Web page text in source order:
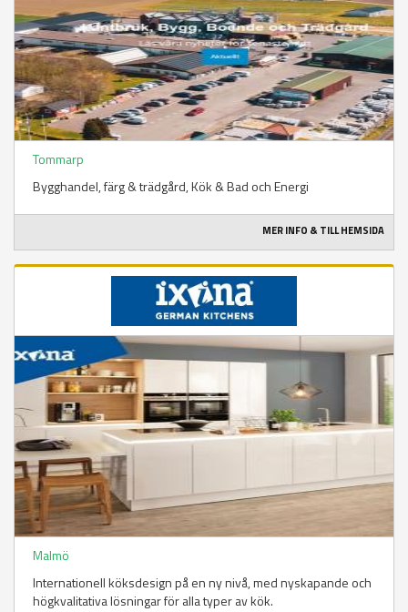
Tommarp
Bygghandel, färg & trädgård​, Kök & Bad och Energi
MER INFO & TILL HEMSIDA
Malmö
Internationell köksdesign på en ny nivå, med nyskapande och
högkvalitativa lösningar för alla typer av kök.